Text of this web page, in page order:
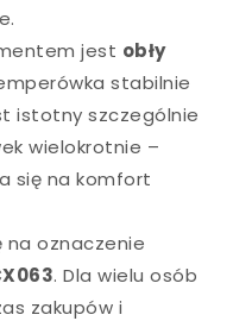
jest obły
stabilnie
istotny szczególnie
wielokrotnie –
się na komfort
oznaczenie
. Dla wielu osób
zakupów i